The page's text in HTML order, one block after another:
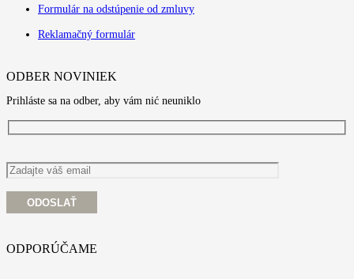
Formulár na odstúpenie od zmluvy
Reklamačný formulár
ODBER NOVINIEK
Prihláste sa na odber, aby vám nić neuniklo
ODPORÚČAME